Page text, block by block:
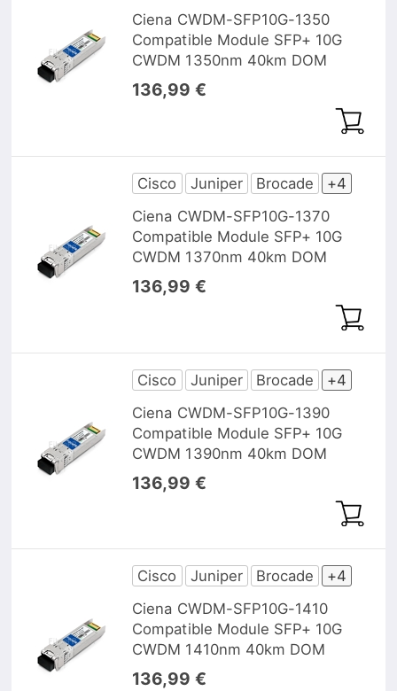
Ciena CWDM-SFP10G-1350
Compatible Module SFP+ 10G
CWDM 1350nm 40km DOM
136,99 €
Cisco Juniper Brocade
+4
Ciena CWDM-SFP10G-1370
Compatible Module SFP+ 10G
CWDM 1370nm 40km DOM
136,99 €
Cisco Juniper Brocade
+4
Ciena CWDM-SFP10G-1390
Compatible Module SFP+ 10G
CWDM 1390nm 40km DOM
136,99 €
Cisco Juniper Brocade
+4
Ciena CWDM-SFP10G-1410
Compatible Module SFP+ 10G
CWDM 1410nm 40km DOM
136,99 €